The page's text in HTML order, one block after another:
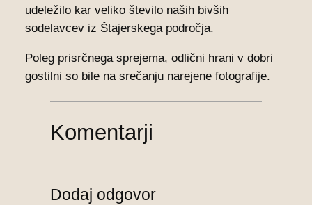
udeležilo kar veliko število naših bivših
sodelavcev iz Štajerskega področja.
Poleg prisrčnega sprejema, odlični hrani v dobri
gostilni so bile na srečanju narejene fotografije.
Komentarji
Dodaj odgovor